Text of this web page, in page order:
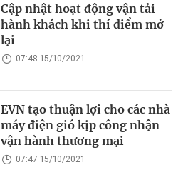
Cập nhật hoạt động vận tải
hành khách khi thí điểm mở
lại
07:48 15/10/2021
EVN tạo thuận lợi cho các nhà
máy điện gió kịp công nhận
vận hành thương mại
07:47 15/10/2021